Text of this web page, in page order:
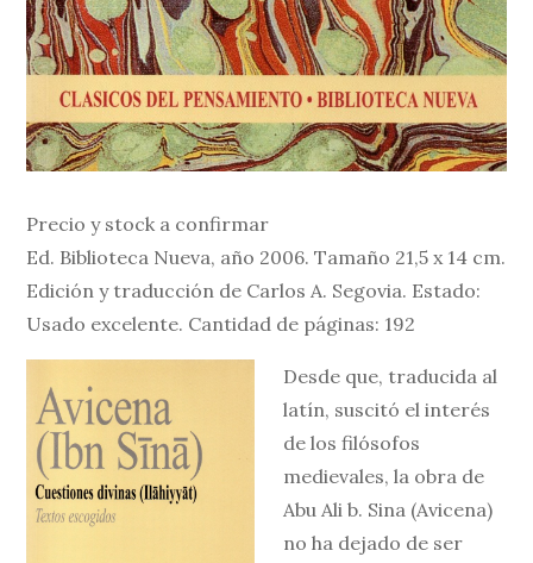
Precio y stock a confirmar
Ed. Biblioteca Nueva, año 2006. Tamaño 21,5 x 14 cm.
Edición y traducción de Carlos A. Segovia. Estado:
Usado excelente. Cantidad de páginas: 192
Desde que, traducida al
latín, suscitó el interés
de los filósofos
medievales, la obra de
Abu Ali b. Sina (Avicena)
no ha dejado de ser